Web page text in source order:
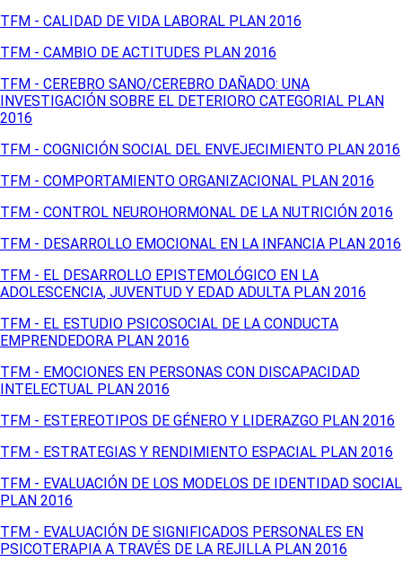
TFM - CALIDAD DE VIDA LABORAL PLAN 2016
TFM - CAMBIO DE ACTITUDES PLAN 2016
TFM - CEREBRO SANO/CEREBRO DAÑADO: UNA
INVESTIGACIÓN SOBRE EL DETERIORO CATEGORIAL PLAN
2016
TFM - COGNICIÓN SOCIAL DEL ENVEJECIMIENTO PLAN 2016
TFM - COMPORTAMIENTO ORGANIZACIONAL PLAN 2016
TFM - CONTROL NEUROHORMONAL DE LA NUTRICIÓN 2016
TFM - DESARROLLO EMOCIONAL EN LA INFANCIA PLAN 2016
TFM - EL DESARROLLO EPISTEMOLÓGICO EN LA
ADOLESCENCIA, JUVENTUD Y EDAD ADULTA PLAN 2016
TFM - EL ESTUDIO PSICOSOCIAL DE LA CONDUCTA
EMPRENDEDORA PLAN 2016
TFM - EMOCIONES EN PERSONAS CON DISCAPACIDAD
INTELECTUAL PLAN 2016
TFM - ESTEREOTIPOS DE GÉNERO Y LIDERAZGO PLAN 2016
TFM - ESTRATEGIAS Y RENDIMIENTO ESPACIAL PLAN 2016
TFM - EVALUACIÓN DE LOS MODELOS DE IDENTIDAD SOCIAL
PLAN 2016
TFM - EVALUACIÓN DE SIGNIFICADOS PERSONALES EN
PSICOTERAPIA A TRAVÉS DE LA REJILLA PLAN 2016